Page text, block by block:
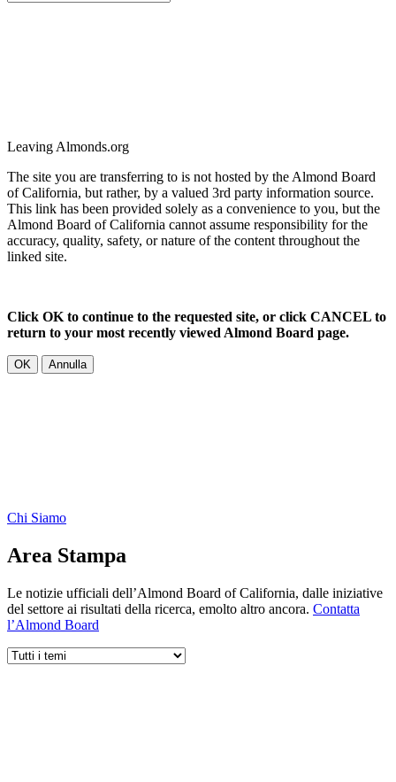
Leaving Almonds.org
The site you are transferring to is not hosted by the Almond Board
of California, but rather, by a valued 3rd party information source.
This link has been provided solely as a convenience to you, but the
Almond Board of California cannot assume responsibility for the
accuracy, quality, safety, or nature of the content throughout the
linked site.
Click OK to continue to the requested site, or click CANCEL to
return to your most recently viewed Almond Board page.
OK Annulla
Chi Siamo
Area Stampa
Le notizie ufficiali dell’Almond Board of California, dalle iniziative
del settore ai risultati della ricerca, emolto altro ancora. Contatta
l’Almond Board